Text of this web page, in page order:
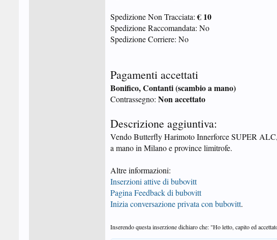
Spedizione Non Tracciata:€ 10
Spedizione Raccomandata: No
Spedizione Corriere: No
Pagamenti accettati
Bonifico, Contanti (scambio a mano)
Contrassegno: Non accettato
Descrizione aggiuntiva:
Vendo Butterfly Harimoto Innerforce SUPER
a mano in Milano e province limitrofe.
Altre informazioni:
Inserzioni attive di bubovitt
Pagina Feedback di bubovitt
Inizia conversazione privata con bubovitt.
Inserendo questa inserzione dichiaro che: "Ho letto, capito ed